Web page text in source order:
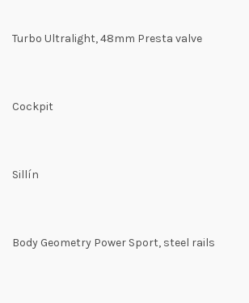
Turbo Ultralight, 48mm Presta valve
Cockpit
Sillín
Body Geometry Power Sport, steel rails